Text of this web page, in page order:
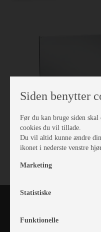
Siden benytter
Før du kan bruge siden
cookies du vil tillade.
Du vil altid kunne ændre
ikonet i nederste venstre
Marketing
Statistiske
Funktionelle